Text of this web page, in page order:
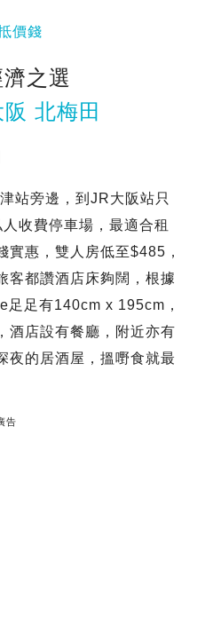
價錢
之選
北梅田
站旁邊，到JR大阪站只
收費停車場，最適合租
實惠，雙人房低至$485，
客都讚酒店床夠闊，根據
足足有140cm x 195cm，
酒店設有餐廳，附近亦有
夜的居酒屋，搵嘢食就最
告